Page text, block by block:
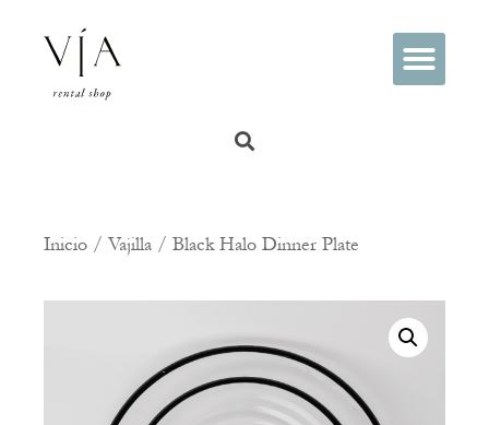
Inicio / Vajilla / Black Halo Dinner Plate